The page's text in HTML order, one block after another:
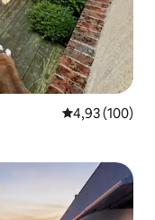
Prosječna
4,93 (100)